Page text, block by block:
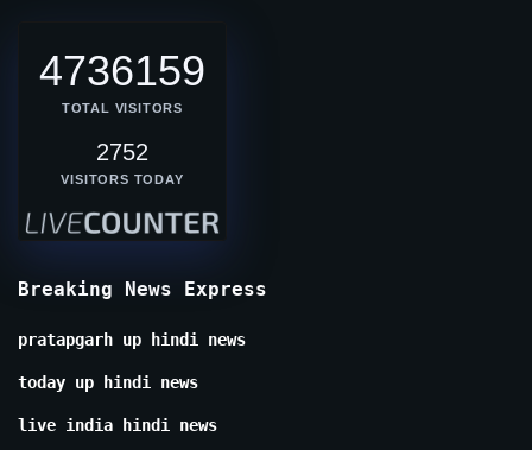
4736159
TOTAL VISITORS
2752
VISITORS TODAY
Breaking News Express
pratapgarh up hindi news
today up hindi news
live india hindi news